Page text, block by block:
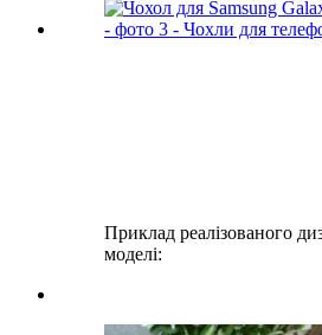
Приклад реалізованого
моделі: